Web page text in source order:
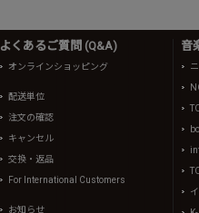
よくあるご質問 (Q&A)
オンラインショッピング
配送単位
注文の確認
キャンセル
交換・返品
For International Customers
お知らせ
音